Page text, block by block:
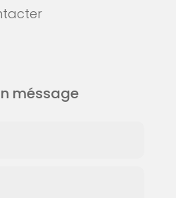
méssage